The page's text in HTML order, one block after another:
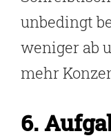
unbedingt
weniger ab
mehr
6.